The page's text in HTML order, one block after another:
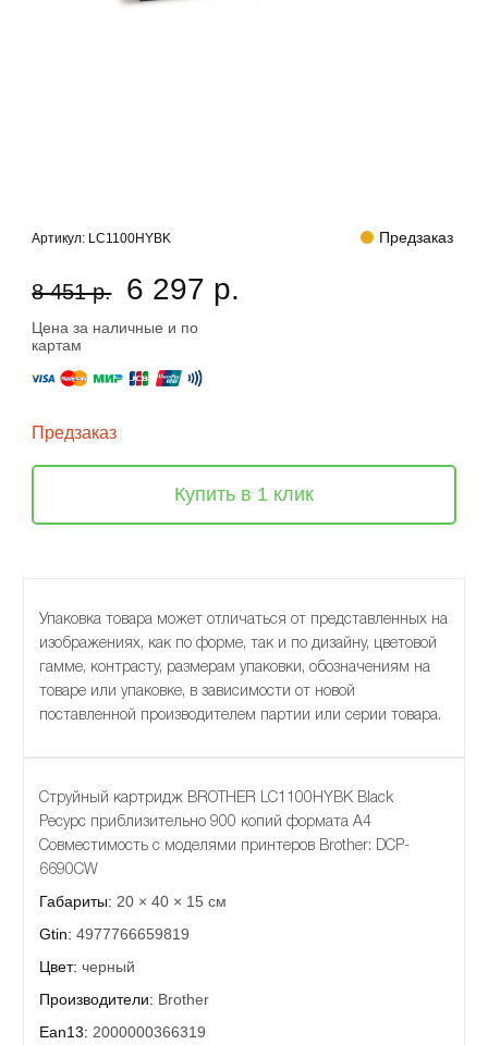
Артикул: LC1100HYBK Предзаказ
8 451 р. 6 297 р.
Цена за наличные и по
картам
Предзаказ
Купить в 1 клик
Упаковка товара может отличаться от представленных на
изображениях, как по форме, так и по дизайну, цветовой
гамме, контрасту, размерам упаковки, обозначениям на
товаре или упаковке, в зависимости от новой
поставленной производителем партии или серии товара.
Струйный картридж BROTHER LC1100HYBK Black
Ресурс приблизительно 900 копий формата А4
Совместимость с моделями принтеров Brother: DCP-
6690CW
Габариты: 20 × 40 × 15 см
Gtin: 4977766659819
Цвет: черный
Производители: Brother
Ean13: 2000000366319